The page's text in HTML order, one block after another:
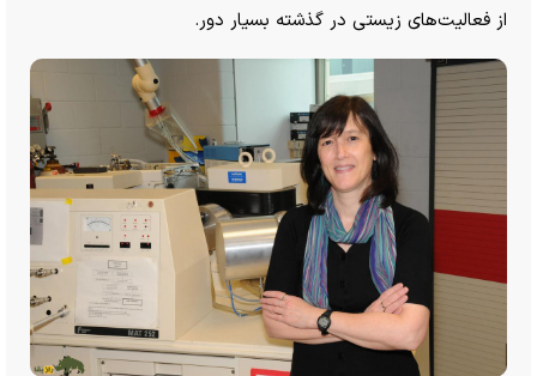
از فعالیت‌های زیستی در گذشته بسیار دور.